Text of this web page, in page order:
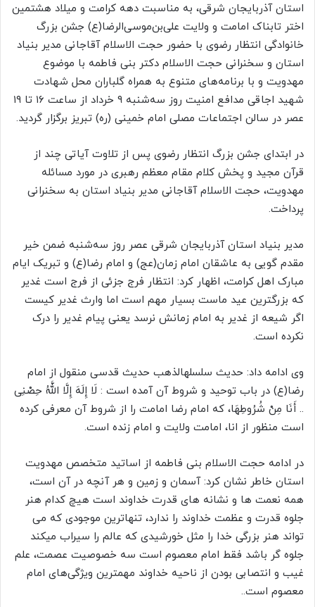
استان آذربایجان شرقی، به مناسبت دهه کرامت و میلاد هشتمین
اختر تابناک امامت و ولایت علی‌بن‌موسی‌الرضا(ع) جشن‌ بزرگ
خانوادگی انتظار رضوی با حضور حجت الاسلام آقاجانی مدیر بنیاد
استان و سخنرانی حجت الاسلام دکتر بنی فاطمه با موضوع
مهدویت و با برنامه‌های متنوع به همراه گلباران محل شهادت
شهید اجاقی مدافع امنیت روز سه‌شنبه ۹ خرداد از ساعت ۱۶ تا ۱۹
عصر در سالن اجتماعات مصلی امام خمینی (ره) تبریز برگزار گردید.
ﺩﺭ ﺍﺑﺘﺪﺍﯼ جشن بزرگ انتظار رضوی ﭘﺲ ﺍﺯ ﺗﻼﻭﺕ ﺁﯾﺎﺗﯽ ﭼﻨﺪ ﺍﺯ
ﻗﺮﺁﻥ ﻣﺠﯿﺪ و پخش کلام مقام معظم رهبری در مورد مسائله
مهدویت، حجت الاسلام آقاجانی مدیر بنیاد استان به سخنرانی
پرداخت.
مدیر بنیاد استان آذربایجان شرقی عصر روز سه‌شنبه ضمن خیر
مقدم گویی به عاشقان امام زمان(عج) و امام رضا(ع) و تبریک ایام
مبارک اهل کرامت، اظهار کرد: انتظار فرج جزئی از فرج است غدیر
که بزرگترین عید ماست بسیار مهم است اما وارث غدیر کیست
اگر شیعه از غدیر به امام زمانش نرسد یعنی پیام غدیر را درک
نکرده است.
وی ادامه داد: حدیث سلسلهالذهب حدیث قدسی منقول از امام
رضا(ع) در باب توحید و شروط آن آمده است : لَا إِلَهَ إِلَّا اللَّهُ حِصْنِی
.. أَنَا مِنْ شُرُوطِهَا، که امام رضا امامت را از شروط آن معرفی کرده
است منظور از انا، امامت ولایت و امام زنده است.
در ادامه حجت الاسلام بنی فاطمه از اساتید متخصص مهدویت
استان خاطر نشان کرد: آسمان و زمین و هر آنچه در آن است،
همه نعمت ها و نشانه های قدرت خداوند است هیچ کدام هنر
جلوه قدرت و عظمت خداوند را ندارد، تنهاترین موجودی که می
تواند هنر بزرگی خدا را مثل خورشیدی که عالم را سیراب میکند
جلوه گر باشد فقط امام معصوم است سه خصوصیت عصمت، علم
غیب و انتصابی بودن از ناحیه خداوند مهمترین ویژگی‌های امام
معصوم است..